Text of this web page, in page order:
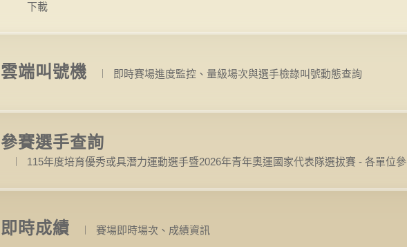
下載
雲端叫號機 即時賽場進度監控、量級場次與選手檢錄叫號動態查詢
參賽選手查詢
115年度培育優秀或具潛力運動選手暨2026年青年奧運國家代表隊選拔賽 - 各單位
即時成績 賽場即時場次、成績資訊